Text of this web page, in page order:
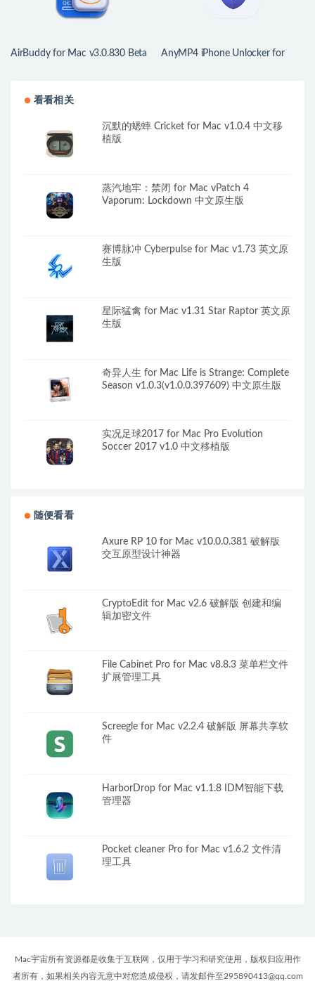
AirBuddy for Mac v3.0.830 Beta
AnyMP4 iPhone Unlocker for
看看相关
沉默的蟋蟀 Cricket for Mac v1.0.4 中文移
植版
蒸汽地牢：禁闭 for Mac vPatch 4
Vaporum: Lockdown 中文原生版
赛博脉冲 Cyberpulse for Mac v1.73 英文原
生版
星际猛禽 for Mac v1.31 Star Raptor 英文原
生版
奇异人生 for Mac Life is Strange: Complete
Season v1.0.3(v1.0.0.397609) 中文原生版
实况足球2017 for Mac Pro Evolution
Soccer 2017 v1.0 中文移植版
随便看看
Axure RP 10 for Mac v10.0.0.381 破解版
交互原型设计神器
CryptoEdit for Mac v2.6 破解版 创建和编
辑加密文件
File Cabinet Pro for Mac v8.8.3 菜单栏文件
扩展管理工具
Screegle for Mac v2.2.4 破解版 屏幕共享软
件
HarborDrop for Mac v1.1.8 IDM智能下载
管理器
Pocket cleaner Pro for Mac v1.6.2 文件清
理工具
Mac宇宙所有资源都是收集于互联网，仅用于学习和研究使用，版权归应用作
者所有，如果相关内容无意中对您造成侵权，请发邮件至295890413@qq.com